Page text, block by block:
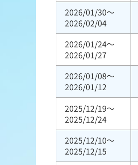
2026/01/30～
2026/02/04
2026/01/24～
2026/01/27
2026/01/08～
2026/01/12
2025/12/19～
2025/12/24
2025/12/10～
2025/12/15